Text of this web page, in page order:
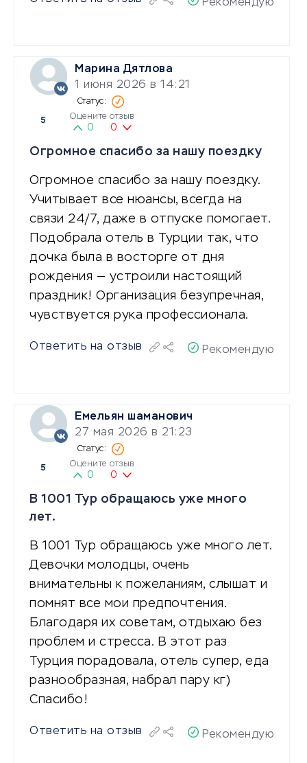
Рекомендую
Марина Дятлова
1 июня 2026 в 14:21
5 Оцените отзыв
0 0
Огромное спасибо за нашу поездку
Огромное спасибо за нашу поездку.
Учитывает все нюансы, всегда на
связи 24/7, даже в отпуске помогает.
Подобрала отель в Турции так, что
дочка была в восторге от дня
рождения — устроили настоящий
праздник! Организация безупречная,
чувствуется рука профессионала.
Ответить на отзыв Рекомендую
Емельян шаманович
27 мая 2026 в 21:23
5 Оцените отзыв
0 0
В 1001 Тур обращаюсь уже много
лет.
В 1001 Тур обращаюсь уже много лет.
Девочки молодцы, очень
внимательны к пожеланиям, слышат и
помнят все мои предпочтения.
Благодаря их советам, отдыхаю без
проблем и стресса. В этот раз
Турция порадовала, отель супер, еда
разнообразная, набрал пару кг)
Спасибо!
Ответить на отзыв Рекомендую